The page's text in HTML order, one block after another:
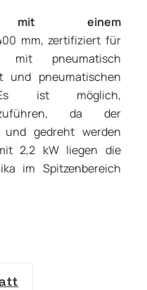
mit einem
mm, zertifiziert für
pneumatisch
und pneumatischen
Es ist möglich,
da der
und gedreht werden
2,2 kW liegen die
im Spitzenbereich